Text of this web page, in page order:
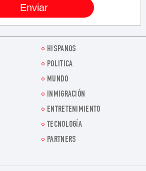
HISPANOS
POLITICA
MUNDO
INMIGRACIÓN
ENTRETENIMIENTO
TECNOLOGÍA
PARTNERS